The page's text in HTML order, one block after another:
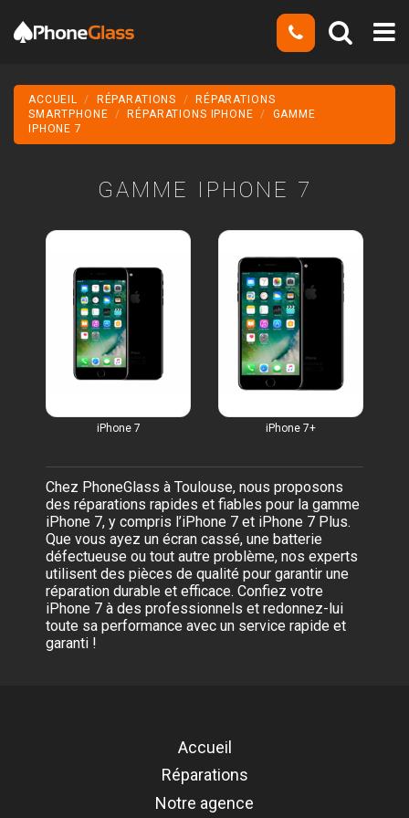
ACCUEIL RÉPARATIONS
RÉPARATIONS
SMARTPHONE
RÉPARATIONS IPHONE
GAMME
IPHONE 7
GAMME IPHONE 7
iPhone 7 iPhone 7+
Chez PhoneGlass à Toulouse, nous proposons
des réparations rapides et fiables pour la gamme
iPhone 7, y compris l’iPhone 7 et iPhone 7 Plus.
Que vous ayez un écran cassé, une batterie
défectueuse ou tout autre problème, nos experts
utilisent des pièces de qualité pour garantir une
réparation durable et efficace. Confiez votre
iPhone 7 à des professionnels et redonnez-lui
toute sa performance avec un service rapide et
garanti !
Accueil
Réparations
Notre agence